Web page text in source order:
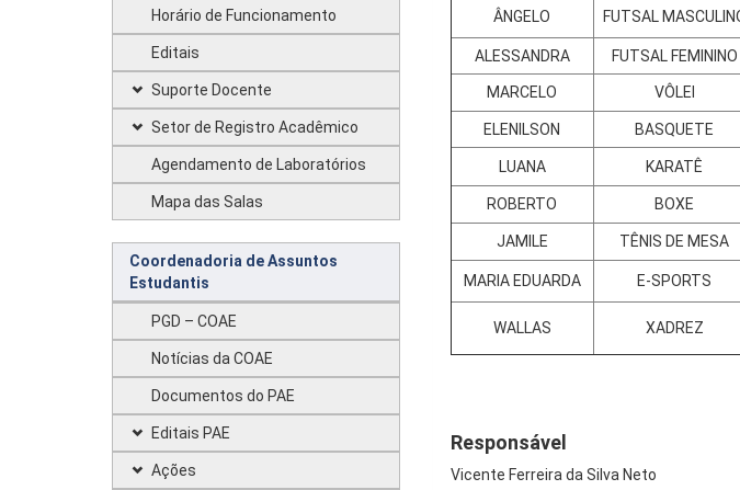
Horário de Funcionamento
Editais
Suporte Docente
Setor de Registro Acadêmico
Agendamento de Laboratórios
Mapa das Salas
Coordenadoria de Assuntos
Estudantis
PGD – COAE
Notícias da COAE
Documentos do PAE
Editais PAE
Ações
ÂNGELO FUTSAL
ALESSANDRA FUTSAL FEMININO
MARCELO VÔLEI
ELENILSON BASQUETE
LUANA KARATÊ
ROBERTO BOXE
JAMILE TÊNIS DE MESA
MARIA EDUARDA E-SPORTS
WALLAS XADREZ
Responsável
Vicente Ferreira da Silva Neto